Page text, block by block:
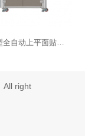
株洲标准型全自动上平面贴标机
All right